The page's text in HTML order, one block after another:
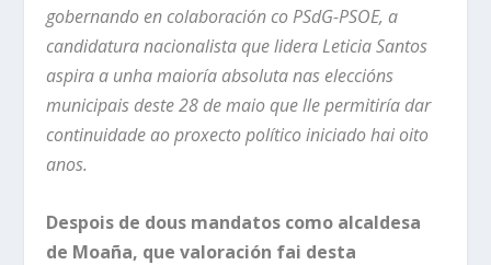
gobernando en colaboración co PSdG-PSOE, a
candidatura nacionalista que lidera Leticia Santos
aspira a unha maioría absoluta nas eleccións
municipais deste 28 de maio que lle permitiría dar
continuidade ao proxecto político iniciado hai oito
anos.
Despois de dous mandatos como alcaldesa
de Moaña, que valoración fai desta